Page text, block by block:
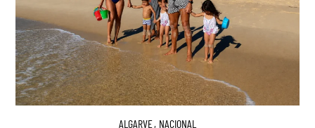
ALGARVE, NACIONAL